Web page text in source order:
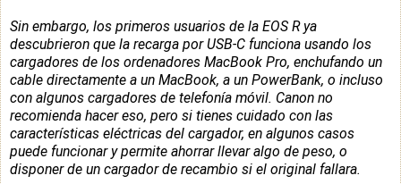
Sin embargo, los primeros usuarios de la EOS R ya
descubrieron que la recarga por USB-C funciona usando los
cargadores de los ordenadores MacBook Pro, enchufando un
cable directamente a un MacBook, a un PowerBank, o incluso
con algunos cargadores de telefonía móvil. Canon no
recomienda hacer eso, pero si tienes cuidado con las
características eléctricas del cargador, en algunos casos
puede funcionar y permite ahorrar llevar algo de peso, o
disponer de un cargador de recambio si el original fallara.